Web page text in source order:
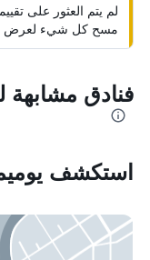
لم يتم العثور على
مسح كل شيء لعرض
فنادق مشابهة
استكشف